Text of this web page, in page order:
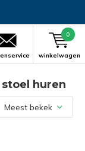
winkelwagen
0
huren